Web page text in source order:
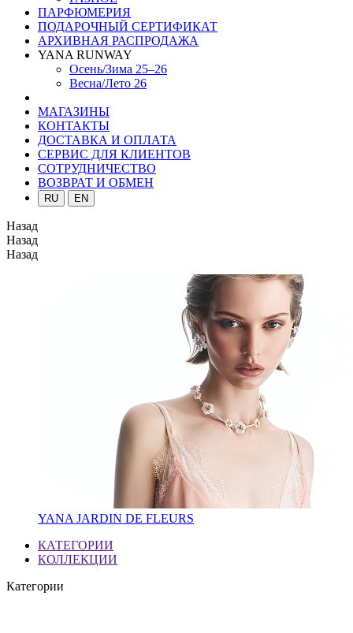
ПАРФЮМЕРИЯ
ПОДАРОЧНЫЙ СЕРТИФИКАТ
АРХИВНАЯ РАСПРОДАЖА
YANA RUNWAY
Осень/Зима 25–26
Весна/Лето 26
МАГАЗИНЫ
КОНТАКТЫ
ДОСТАВКА И ОПЛАТА
СЕРВИС ДЛЯ КЛИЕНТОВ
СОТРУДНИЧЕСТВО
ВОЗВРАТ И ОБМЕН
RU EN
Назад
Назад
Назад
YANA JARDIN DE FLEURS
КАТЕГОРИИ
КОЛЛЕКЦИИ
Категории